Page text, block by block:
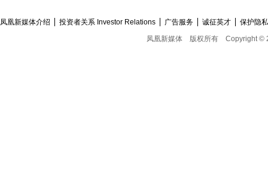
凤凰新媒体介绍 投资者关系 Investor Relations 广告服务 诚征英才
保护隐
凤凰新媒体
版权所有 Copyright ©